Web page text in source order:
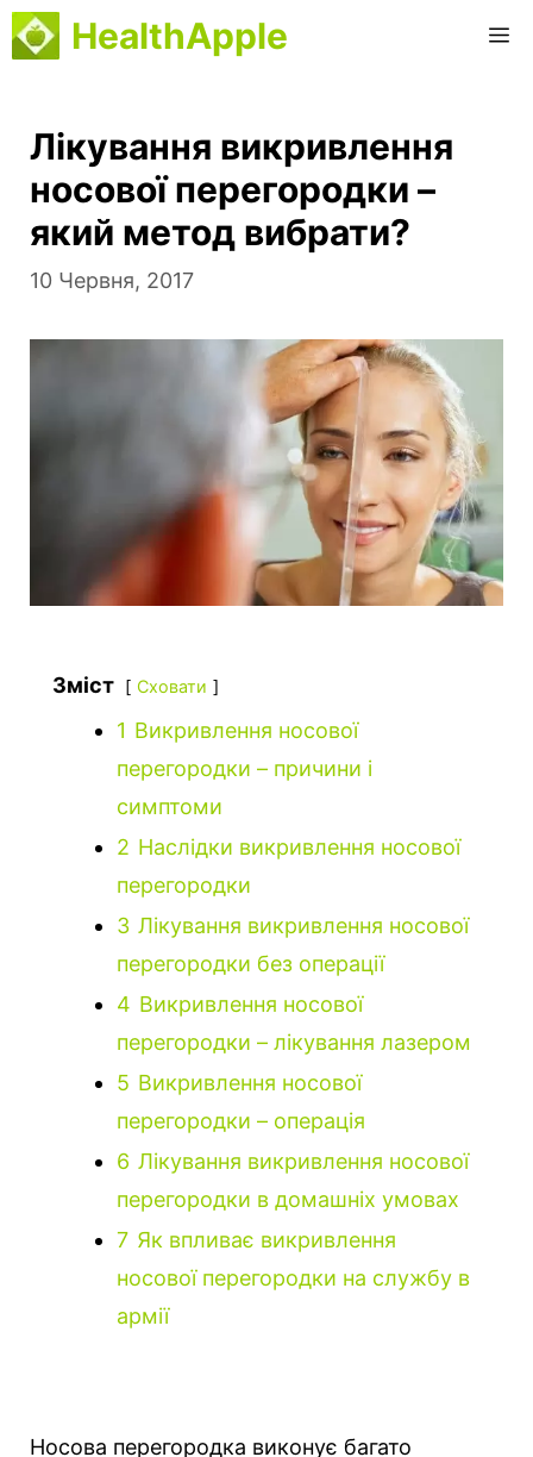
Перейти
до
HealthApple
Лікування викривлення
носової перегородки –
який метод вибрати?
10 Червня, 2017
Зміст Сховати
1 Викривлення носової
перегородки – причини і
симптоми
2 Наслідки викривлення носової
перегородки
3 Лікування викривлення носової
перегородки без операції
4 Викривлення носової
перегородки – лікування лазером
5 Викривлення носової
перегородки – операція
6 Лікування викривлення носової
перегородки в домашніх умовах
7 Як впливає викривлення
носової перегородки на службу в
армії
Носова перегородка виконує багато